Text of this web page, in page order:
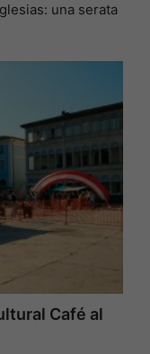
una serata
Café al